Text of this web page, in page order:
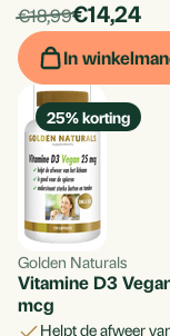
Per
stuk
€18,99€14,24
In
25% korting
Golden Naturals
Vitamine D3
mcg
helpt de afweer van het